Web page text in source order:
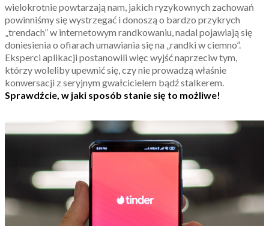
wielokrotnie powtarzają nam, jakich ryzykownych zachowań
powinniśmy się wystrzegać i donoszą o bardzo przykrych
„trendach” w internetowym randkowaniu, nadal pojawiają się
doniesienia o ofiarach umawiania się na „randki w ciemno”.
Eksperci aplikacji postanowili więc wyjść naprzeciw tym,
którzy woleliby upewnić się, czy nie prowadzą właśnie
konwersacji z seryjnym gwałcicielem bądź stalkerem.
Sprawdźcie, w jaki sposób stanie się to możliwe!